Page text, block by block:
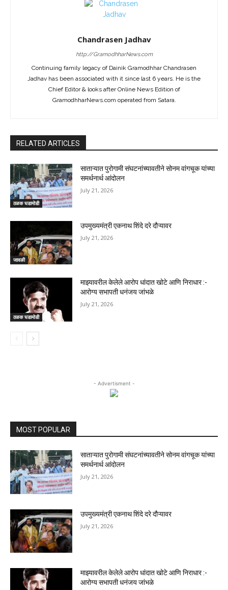
Chandrasen Jadhav
http://GramodhharNews.com
Continuing family legacy of Dainik Gramodhhar Chandrasen
Jadhav has been associated with it since last 6 years. He is the
Chief Editor & looks after Online News Edition of
GramodhharNews.com operated from Satara.
RELATED ARTICLES
ठळक घडामोडी
साताऱ्यात पुरोगामी संघटनांच्यावतीने सोनम वांगचूक यांच्या
समर्थनार्थ आंदोलन
July 21, 2026
जावळी
उपमुख्यमंत्री एकनाथ शिंदे दरे दौऱ्यावर
July 21, 2026
ठळक घडामोडी
माझ्यावरील केलेले आरोप धांदात खोटे आणि निराधार :-
आरोग्य सभापती धनंजय जांभळे
July 21, 2026
- Advertisment -
MOST POPULAR
साताऱ्यात पुरोगामी संघटनांच्यावतीने सोनम वांगचूक यांच्या
समर्थनार्थ आंदोलन
July 21, 2026
उपमुख्यमंत्री एकनाथ शिंदे दरे दौऱ्यावर
July 21, 2026
माझ्यावरील केलेले आरोप धांदात खोटे आणि निराधार :-
आरोग्य सभापती धनंजय जांभळे